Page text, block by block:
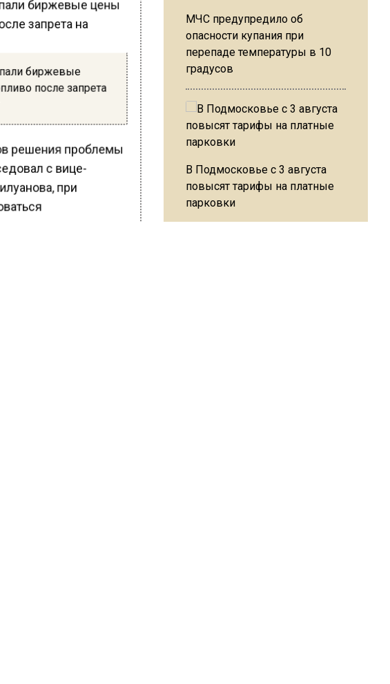
биржевые
после запрета
решения проблемы
с вице-
при
МЧС предупредило об
опасности купания при
перепаде температуры в 10
градусов
В Подмосковье с 3 августа
повысят тарифы на платные
парковки